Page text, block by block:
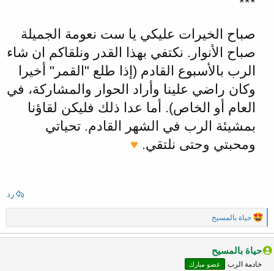
صباح الخيرات عليكي يا ست نعومة الجميلة
صباح الأنوار. نكتفي بهذا القدر ونلقاكم ان شاء
الرب بالأسبوع القادم (إذا طلع "القمر" أخيرا
وكان راضي علينا وأراد الحوار والمشاركة، في
العام أو الخاص). أما عدا ذلك فليكن لقاؤنا
بمشيئة الرب في الشهر القادم. تحياتي
ومحبتي وحتى نلتقي. ♥
رد
ا
ل
ت
ف
ا
ع
حياة بالمسيح
حياة بالمسيح
خادمة الرب عضو مبارك